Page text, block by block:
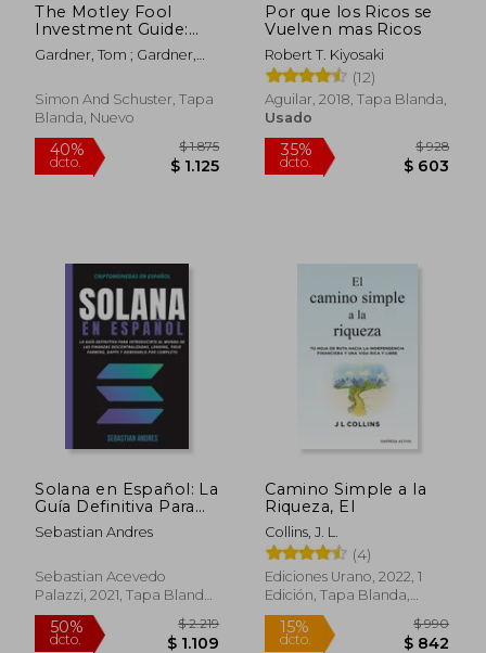
30%
dcto. $ 736
40%
dcto.
dcto.
50%
dcto.
The Motley Fool
Investment Guide:
Third Edition: How
the Fools Beat Wall
and How You Can Too
(en Inglés)
Gardner, Tom ; Gardner,
Simon And Schuster, Tapa
Blanda, Nuevo
Por que los Ricos se
Vuelven mas Ricos
Robert T. Kiyosaki
(12)
Aguilar, 2018, Tapa Blanda,
Usado
Solana en Español: La
Guía Definitiva Para
Introducirte al Mundo
de las Finanzas
Lending, Yield
Farming, Dapps y
Completo (5)
Sebastian Andres
Sebastian Acevedo
Palazzi, 2021, Tapa Blanda,
Nuevo
Camino Simple a la
Riqueza, El
Collins, J. L.
(4)
Ediciones Urano, 2022, 1
Edición, Tapa Blanda,
Nuevo